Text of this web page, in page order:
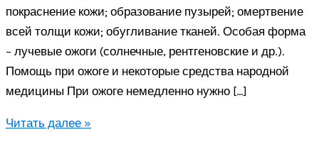
покраснение кожи; образование пузырей; омертвение
всей толщи кожи; обугливание тканей. Особая форма
– лучевые ожоги (солнечные, рентгеновские и др.).
Помощь при ожоге и некоторые средства народной
медицины При ожоге немедленно нужно […]
Ожог
Читать далее »